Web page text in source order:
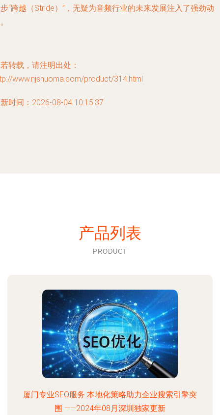
“跨越（Stride）”，无疑为音频行业的未来发展注入了强劲动
转载，请注明出处：
www.njshuoma.com/product/314.html
时间：2026-08-04 10:15:37
产品列表
PRODUCT
厦门专业SEO服务 本地化策略助力企业搜索引擎突
围 ——2024年08月深圳独家更新